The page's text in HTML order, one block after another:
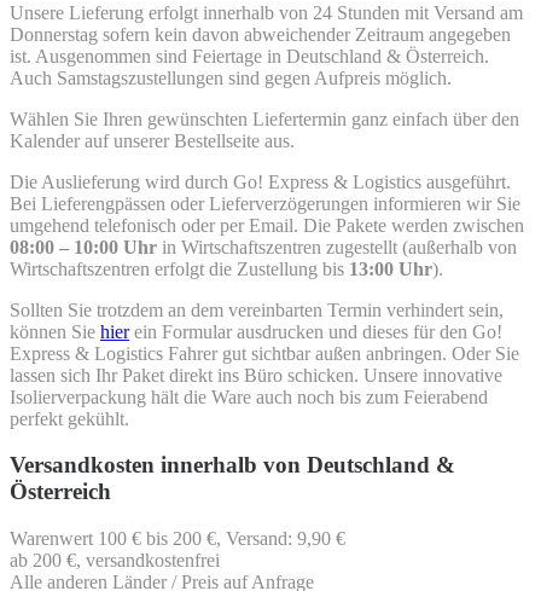
Unsere Lieferung erfolgt innerhalb von 24 Stunden mit Versand am
Donnerstag sofern kein davon abweichender Zeitraum angegeben
ist. Ausgenommen sind Feiertage in Deutschland & Österreich.
Auch Samstagszustellungen sind gegen Aufpreis möglich.
Wählen Sie Ihren gewünschten Liefertermin ganz einfach über den
Kalender auf unserer Bestellseite aus.
Die Auslieferung wird durch Go! Express & Logistics ausgeführt.
Bei Lieferengpässen oder Lieferverzögerungen informieren wir Sie
umgehend telefonisch oder per Email. Die Pakete werden zwischen
08:00 – 10:00 Uhr in Wirtschaftszentren zugestellt (außerhalb von
Wirtschaftszentren erfolgt die Zustellung bis 13:00 Uhr).
Sollten Sie trotzdem an dem vereinbarten Termin verhindert sein,
können Sie hierein Formular ausdrucken und dieses für den Go!
Express & Logistics Fahrer gut sichtbar außen anbringen. Oder Sie
lassen sich Ihr Paket direkt ins Büro schicken. Unsere innovative
Isolierverpackung hält die Ware auch noch bis zum Feierabend
perfekt gekühlt.
Versandkosten innerhalb von Deutschland &
Österreich
Warenwert 100 € bis 200 €, Versand: 9,90 €
ab 200 €, versandkostenfrei
Alle anderen Länder / Preis auf Anfrage